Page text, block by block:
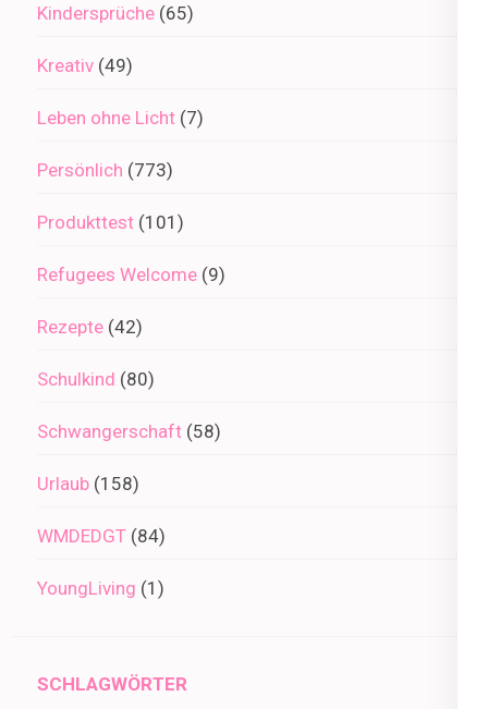
Kindersprüche (65)
Kreativ (49)
Leben ohne Licht (7)
Persönlich (773)
Produkttest (101)
Refugees Welcome (9)
Rezepte (42)
Schulkind (80)
Schwangerschaft (58)
Urlaub (158)
WMDEDGT (84)
YoungLiving (1)
SCHLAGWÖRTER